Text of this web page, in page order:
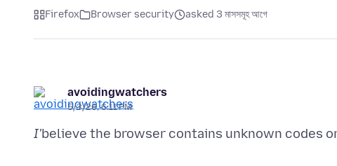
Firefox Browser security asked 3 মাসসমূহ আগে
avoidingwatchers
5/3/26, 6:11 PM
I'